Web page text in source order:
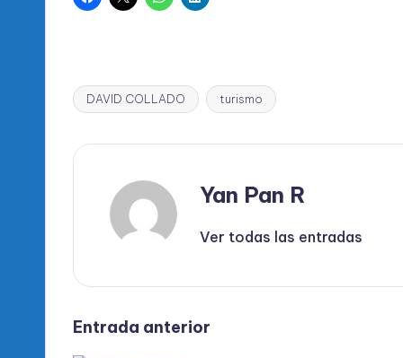
Etiquetas:
DAVID COLLADO turismo
Yan Pan R
Ver todas las entradas
Navegación
Entrada anterior